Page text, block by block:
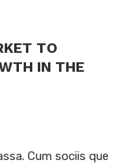
TO
IN THE
Cum sociis que